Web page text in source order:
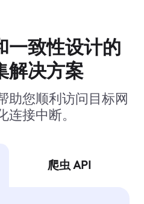
一致性设计的
解决方案
助您顺利访问目标网
连接中断。
爬虫 API